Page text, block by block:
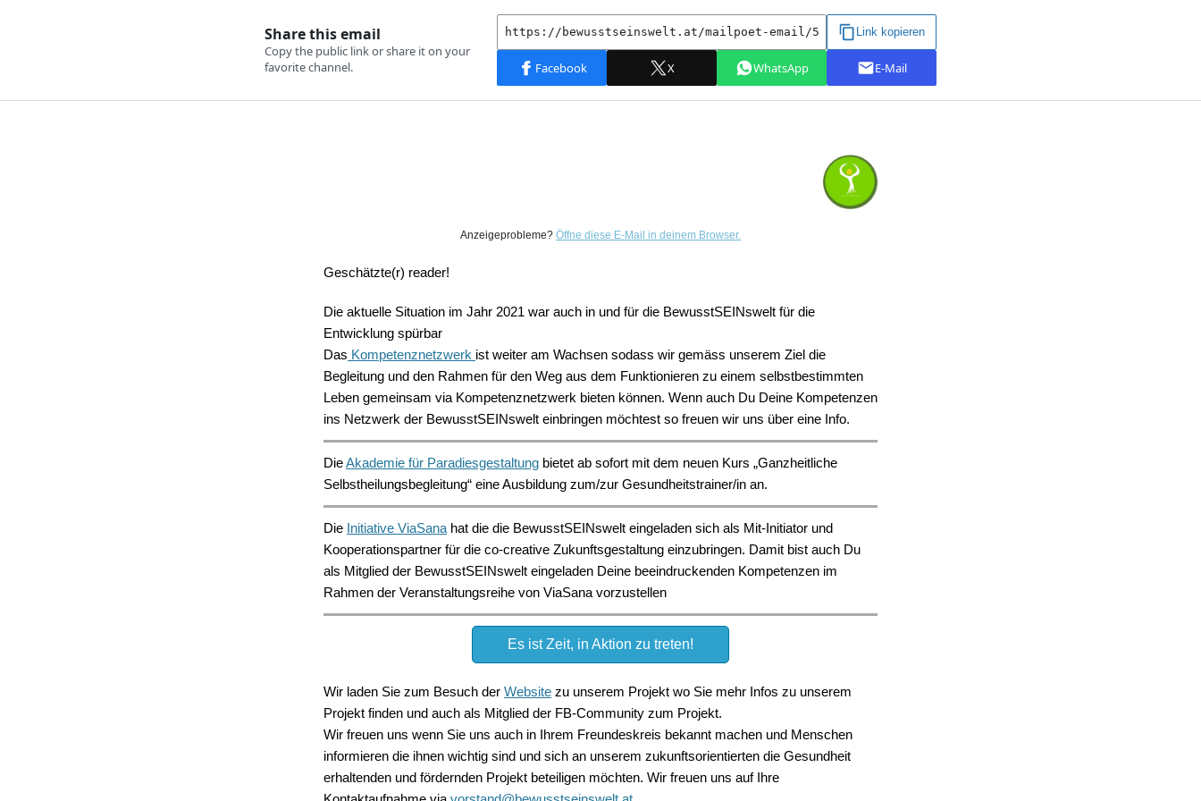
Anzeigeprobleme? Öffne diese E-Mail in deinem Browser.
Geschätzte(r) reader!
Die aktuelle Situation im Jahr 2021 war auch in und für die BewusstSEINswelt für die
Entwicklung spürbar
Das Kompetenznetzwerk ist weiter am Wachsen sodass wir gemäss unserem Ziel die
Begleitung und den Rahmen für den Weg aus dem Funktionieren zu einem selbstbestimmten
Leben gemeinsam via Kompetenznetzwerk bieten können. Wenn auch Du Deine Kompetenzen
ins Netzwerk der BewusstSEINswelt einbringen möchtest so freuen wir uns über eine Info.
DieAkademie für Paradiesgestaltung bietet ab sofort mit dem neuen Kurs „Ganzheitliche
Selbstheilungsbegleitung“ eine Ausbildung zum/zur Gesundheitstrainer/in an.
Die Initiative ViaSana hat die die BewusstSEINswelt eingeladen sich als Mit-Initiator und
Kooperationspartner für die co-creative Zukunftsgestaltung einzubringen. Damit bist auch Du
als Mitglied der BewusstSEINswelt eingeladen Deine beeindruckenden Kompetenzen im
Rahmen der Veranstaltungsreihe von ViaSana vorzustellen
Es ist Zeit, in Aktion zu treten!
Wir laden Sie zum Besuch der Website zu unserem Projekt wo Sie mehr Infos zu unserem
Projekt finden und auch als Mitglied der FB-Community zum Projekt.
Wir freuen uns wenn Sie uns auch in Ihrem Freundeskreis bekannt machen und Menschen
informieren die ihnen wichtig sind und sich an unserem zukunftsorientierten die Gesundheit
erhaltenden und fördernden Projekt beteiligen möchten. Wir freuen uns auf Ihre